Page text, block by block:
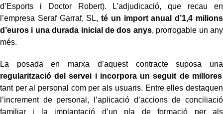
d’Esports i Doctor Robert). L’adjudicació, que recau en
l’empresa Seraf Garraf, SL, té un import anual d’1,4 milions
d’euros i una durada inicial de dos anys, prorrogable un any
més.
La posada en marxa d’aquest contracte suposa una
regularització del servei i incorpora un seguit de millores
tant per al personal com per als usuaris. Entre elles destaquen
l’increment de personal, l’aplicació d’accions de conciliació
familiar i la implantació d’un pla de formació per als